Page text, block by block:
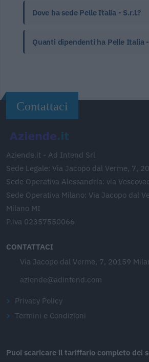
Dove ha sede Pelle Italia - S.r.l.?
Quanti dipendenti ha Pelle Italia -
Contattaci
Aziende.it - Ad Intend Srl
Sede Legale: Via Jacopo dal Verme, 7,
Sede Operativa Alessandria: via
Sede Operativa Milano: Via Jacopo dal
Milano MI
P.iva 02357550066
CONTATTACI
Via Jacopo dal Verme, 7, 20159
aziende@adintend.com
Privacy Policy
Termini e Condizioni
Puoi scaricare il tariffario completo dei